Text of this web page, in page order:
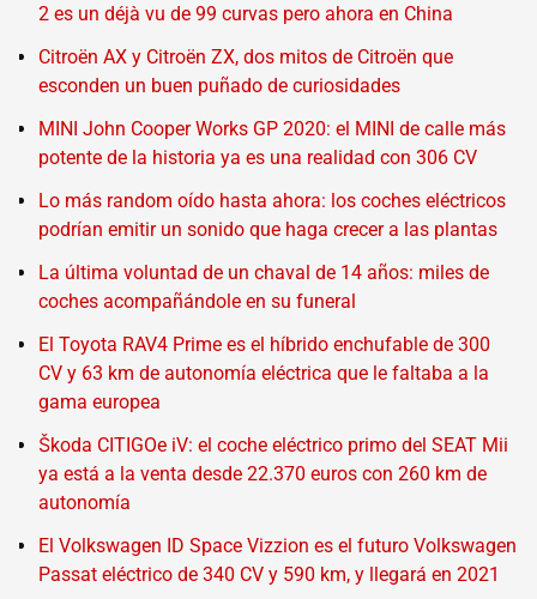
2 es un déjà vu de 99 curvas pero ahora en China
Citroën AX y Citroën ZX, dos mitos de Citroën que
esconden un buen puñado de curiosidades
MINI John Cooper Works GP 2020: el MINI de calle más
potente de la historia ya es una realidad con 306 CV
Lo más random oído hasta ahora: los coches eléctricos
podrían emitir un sonido que haga crecer a las plantas
La última voluntad de un chaval de 14 años: miles de
coches acompañándole en su funeral
El Toyota RAV4 Prime es el híbrido enchufable de 300
CV y 63 km de autonomía eléctrica que le faltaba a la
gama europea
Škoda CITIGOe iV: el coche eléctrico primo del SEAT Mii
ya está a la venta desde 22.370 euros con 260 km de
autonomía
El Volkswagen ID Space Vizzion es el futuro Volkswagen
Passat eléctrico de 340 CV y 590 km, y llegará en 2021